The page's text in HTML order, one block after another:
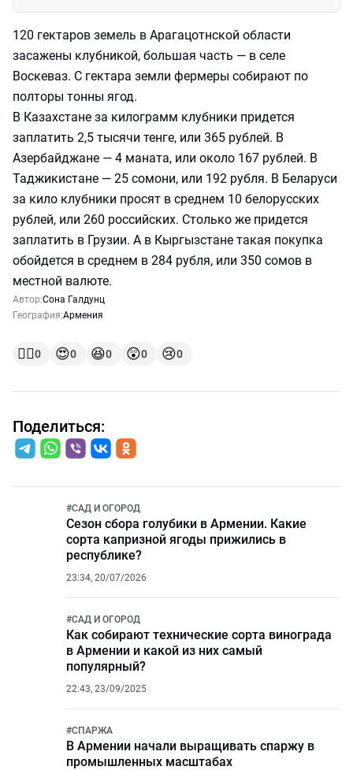
120 гектаров земель в Арагацотнской области
засажены клубникой, большая часть — в селе
Воскеваз. С гектара земли фермеры собирают по
полторы тонны ягод.
В Казахстане за килограмм клубники придется
заплатить 2,5 тысячи тенге, или 365 рублей. В
Азербайджане — 4 маната, или около 167 рублей. В
Таджикистане — 25 сомони, или 192 рубля. В Беларуси
за кило клубники просят в среднем 10 белорусских
рублей, или 260 российских. Столько же придется
заплатить в Грузии. А в Кыргызстане такая покупка
обойдется в среднем в 284 рубля, или 350 сомов в
местной валюте.
Автор:Сона Галдунц
География:Армения
👍🏻0 😍0 😆0 😲0 😢0
Поделиться:
#САД И ОГОРОД
Сезон сбора голубики в Армении. Какие
сорта капризной ягоды прижились в
республике?
23:34, 20/07/2026
#САД И ОГОРОД
Как собирают технические сорта винограда
в Армении и какой из них самый
популярный?
22:43, 23/09/2025
#СПАРЖА
В Армении начали выращивать спаржу в
промышленных масштабах